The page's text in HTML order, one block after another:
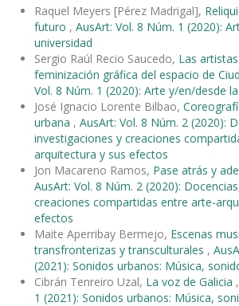
Raquel Meyers [Pérez Madrigal],
futuro , AusArt: Vol. 8 Núm. 1 (2020):
universidad
Sergio Raúl Recio Saucedo, Las
feminización gráfica del espacio de
Vol. 8 Núm. 1 (2020): Arte y/en/desde
José Ignacio Lorente Bilbao,
urbana , AusArt: Vol. 8 Núm. 2 (2020):
investigaciones y creaciones
arquitectura y sus efectos
Jon Macareno Ramos, Pase atrás y
AusArt: Vol. 8 Núm. 2 (2020):
creaciones compartidas entre arte-
efectos
Maite Aperribay Bermejo, Escenas
transfronterizas y transculturales ,
(2021): Sonidos urbanos: Música,
Cibrán Tenreiro Uzal, La voz de Galicia ,
1 (2021): Sonidos urbanos: Música,